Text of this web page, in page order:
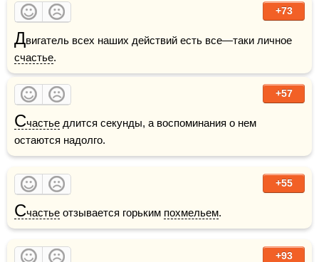
+73
Д
счастье.
+57
Счастье длится секунды, а воспоминания о нем
остаются надолго.
+55
Счастье отзывается горьким похмельем.
+93